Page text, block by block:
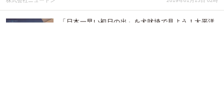
「日本一早い初日の出」を犬吠埼で見よう！太平洋